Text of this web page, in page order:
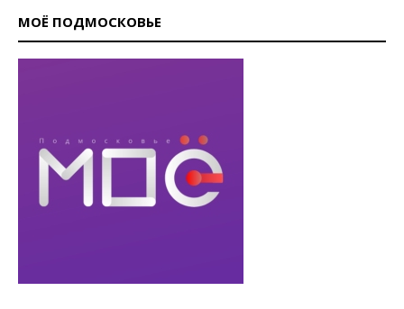
МОЁ ПОДМОСКОВЬЕ